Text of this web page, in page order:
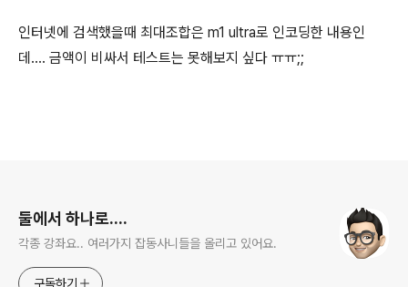
인터넷에 검색했을때 최대조합은 m1 ultra로 인코딩한 내용인
데.... 금액이 비싸서 테스트는 못해보지 싶다 ㅠㅠ;;
둘에서 하나로....
각종 강좌요.. 여러가지 잡동사니들을 올리고 있어요.
구독하기